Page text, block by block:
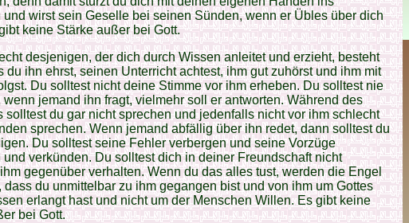
und wirst sein Geselle bei seinen Sünden, wenn er Übles über dich
keine Stärke außer bei Gott.
desjenigen, der dich durch Wissen anleitet und erzieht, besteht
du ihn ehrst, seinen Unterricht achtest, ihm gut zuhörst und ihm mit
Du solltest nicht deine Stimme vor ihm erheben. Du solltest nie
wenn jemand ihn fragt, vielmehr soll er antworten. Während des
solltest du gar nicht sprechen und jedenfalls nicht vor ihm schlecht
sprechen. Wenn jemand abfällig über ihn redet, dann solltest du
Du solltest seine Fehler verbergen und seine Vorzüge
und verkünden. Du solltest dich in deiner Freundschaft nicht
gegenüber verhalten. Wenn du das alles tust, werden die Engel
dass du unmittelbar zu ihm gegangen bist und von ihm um Gottes
erlangt hast und nicht um der Menschen Willen. Es gibt keine
bei Gott.